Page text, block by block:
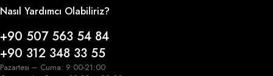
Nasıl Yardımcı Olabiliriz?
+90 507 563 54 84
+90 312 348 33 55
Pazartesi – Cuma: 9:00-21:00